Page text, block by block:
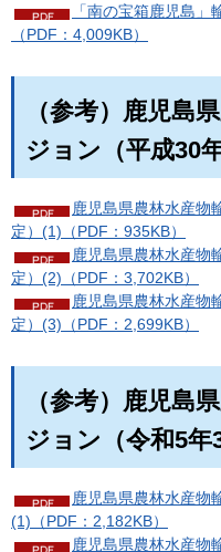
「南の宝箱鹿児島」
（PDF：4,009KB）
（参考）鹿児島
ジョン（平成30
鹿児島県農林水産物
定）(1)（PDF：935KB）
鹿児島県農林水産物
定）(2)（PDF：3,702KB）
鹿児島県農林水産物
定）(3)（PDF：2,699KB）
（参考）鹿児島
ジョン（令和5年
鹿児島県農林水産物
(1)（PDF：2,182KB）
鹿児島県農林水産物